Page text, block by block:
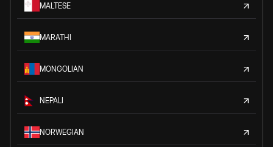
MALTESE
MARATHI
MONGOLIAN
NEPALI
NORWEGIAN